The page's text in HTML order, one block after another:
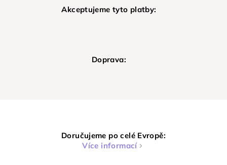
Akceptujeme tyto platby:
Doprava:
Doručujeme po celé Evropě:
Více informací